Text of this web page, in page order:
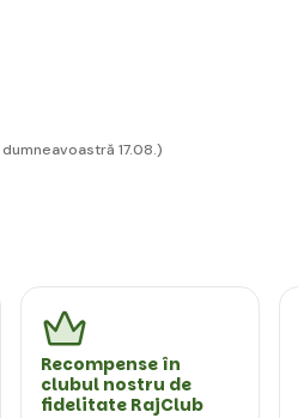
dumneavoastră 17.08.)
Recompense în
clubul nostru de
fidelitate RajClub